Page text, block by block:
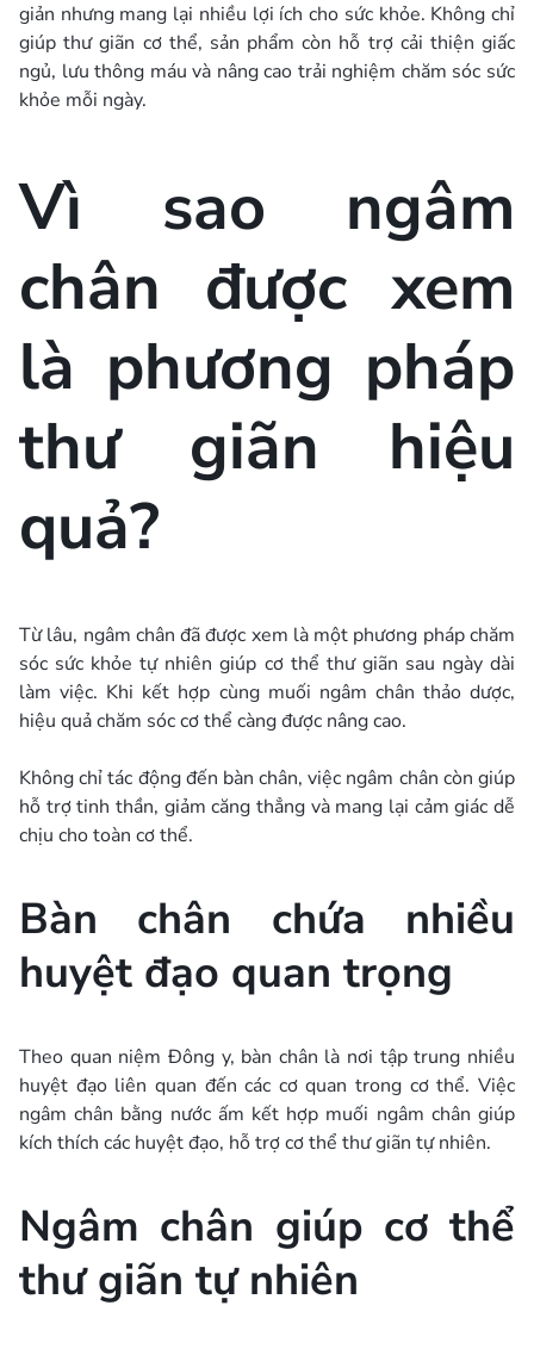
giản nhưng mang lại nhiều lợi ích cho sức khỏe. Không chỉ
giúp thư giãn cơ thể, sản phẩm còn hỗ trợ cải thiện giấc
ngủ, lưu thông máu và nâng cao trải nghiệm chăm sóc sức
khỏe mỗi ngày.
Vì sao ngâm
chân được xem
là phương pháp
thư giãn hiệu
quả?
Từ lâu, ngâm chân đã được xem là một phương pháp chăm
sóc sức khỏe tự nhiên giúp cơ thể thư giãn sau ngày dài
làm việc. Khi kết hợp cùng muối ngâm chân thảo dược,
hiệu quả chăm sóc cơ thể càng được nâng cao.
Không chỉ tác động đến bàn chân, việc ngâm chân còn giúp
hỗ trợ tinh thần, giảm căng thẳng và mang lại cảm giác dễ
chịu cho toàn cơ thể.
Bàn chân chứa nhiều
huyệt đạo quan trọng
Theo quan niệm Đông y, bàn chân là nơi tập trung nhiều
huyệt đạo liên quan đến các cơ quan trong cơ thể. Việc
ngâm chân bằng nước ấm kết hợp muối ngâm chân giúp
kích thích các huyệt đạo, hỗ trợ cơ thể thư giãn tự nhiên.
Ngâm chân giúp cơ thể
thư giãn tự nhiên